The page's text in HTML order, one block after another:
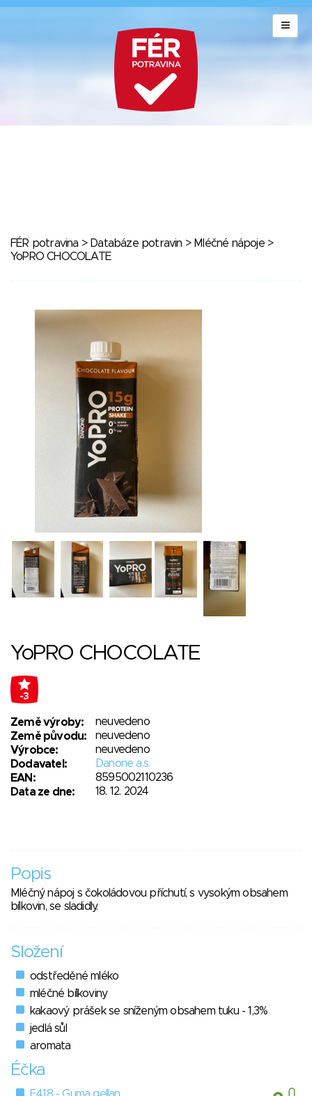
FÉR potravina > Databáze potravin > Mléčné nápoje>
YoPRO CHOCOLATE
YoPRO CHOCOLATE
-3
Země výroby:
neuvedeno
Země původu:
neuvedeno
Výrobce:
neuvedeno
Dodavatel:
Danone a.s.
EAN:
8595002110236
Data ze dne:
18. 12. 2024
Popis
Mléčný nápoj s čokoládovou příchutí, s vysokým obsahem
bílkovin, se sladidly.
Složení
odstředěné mléko
mléčné bílkoviny
kakaový prášek se sníženým obsahem tuku - 1,3%
jedlá sůl
aromata
Éčka